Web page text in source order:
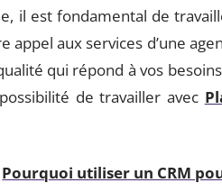
il est fondamental de
appel aux services d’une
qui répond à vos
de travailler avec
Pourquoi utiliser un CRM